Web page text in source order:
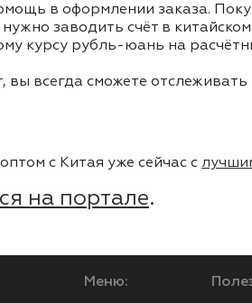
в оформлении заказа.
заводить счёт в
курсу рубль-юань на
вы всегда сможете
с Китая уже сейчас с
на портале.
Меню: